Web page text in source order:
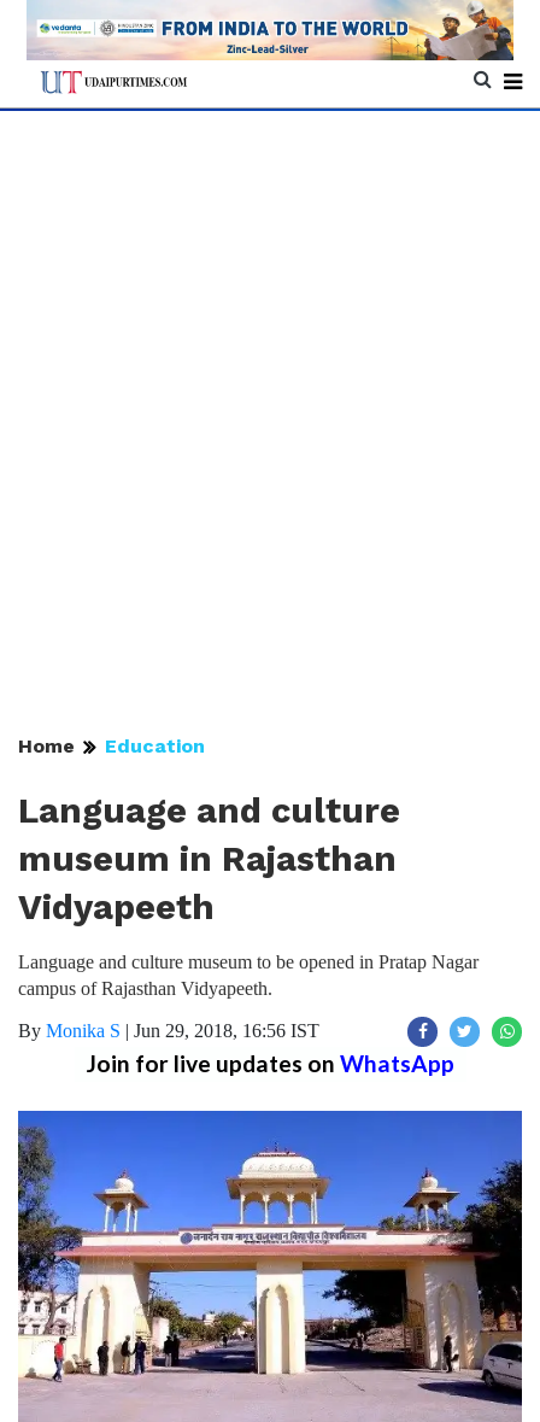
Home Education
Language and culture
museum in Rajasthan
Vidyapeeth
Language and culture museum to be opened in Pratap Nagar
campus of Rajasthan Vidyapeeth.
By Monika S | Jun 29, 2018, 16:56 IST
Join for live updates on WhatsApp